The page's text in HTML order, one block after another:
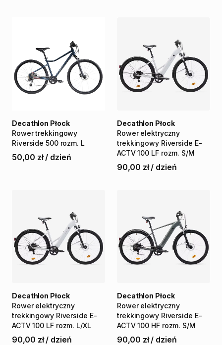
Rower trekkingowy
Riverside 500 rozm. L
Decathlon Płock
50,00 zł / dzień
Rower elektryczny
trekkingowy Riverside E-
ACTV 100 LF rozm. S​/​M
Decathlon Płock
90,00 zł / dzień
Rower elektryczny
trekkingowy Riverside E-
ACTV 100 LF rozm. L​/​XL
Decathlon Płock
90,00 zł / dzień
Rower elektryczny
trekkingowy Riverside E-
ACTV 100 HF rozm. S​/​M
Decathlon Płock
90,00 zł / dzień